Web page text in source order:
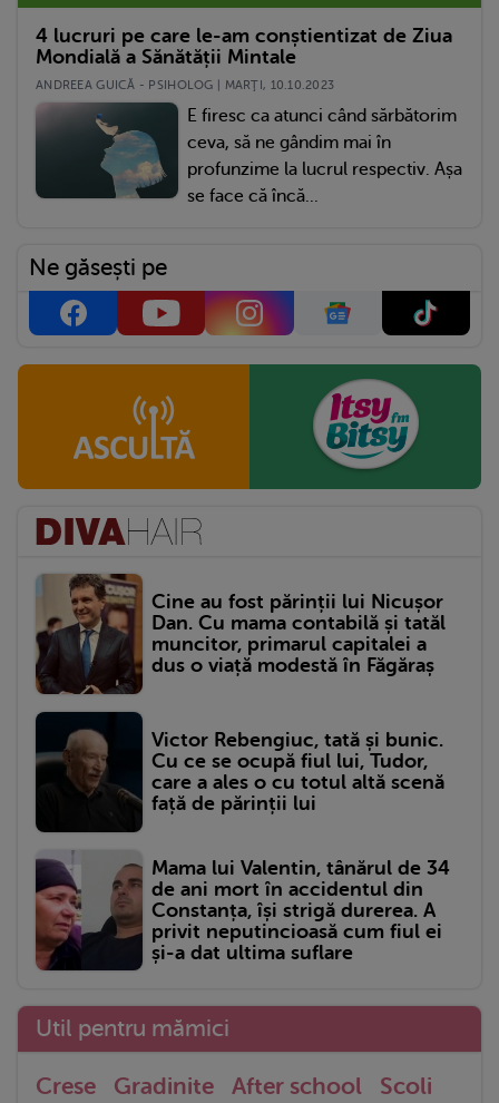
4 lucruri pe care le-am conștientizat de Ziua
Mondială a Sănătății Mintale
ANDREEA GUICĂ - PSIHOLOG | MARŢI, 10.10.2023
E firesc ca atunci când sărbătorim
ceva, să ne gândim mai în
profunzime la lucrul respectiv. Așa
se face că încă...
Ne găsești pe
Cine au fost părinții lui Nicușor
Dan. Cu mama contabilă și tatăl
muncitor, primarul capitalei a
dus o viață modestă în Făgăraș
Victor Rebengiuc, tată și bunic.
Cu ce se ocupă fiul lui, Tudor,
care a ales o cu totul altă scenă
față de părinții lui
Mama lui Valentin, tânărul de 34
de ani mort în accidentul din
Constanța, își strigă durerea. A
privit neputincioasă cum fiul ei
și-a dat ultima suflare
Util pentru mămici
Crese Gradinite After school Scoli